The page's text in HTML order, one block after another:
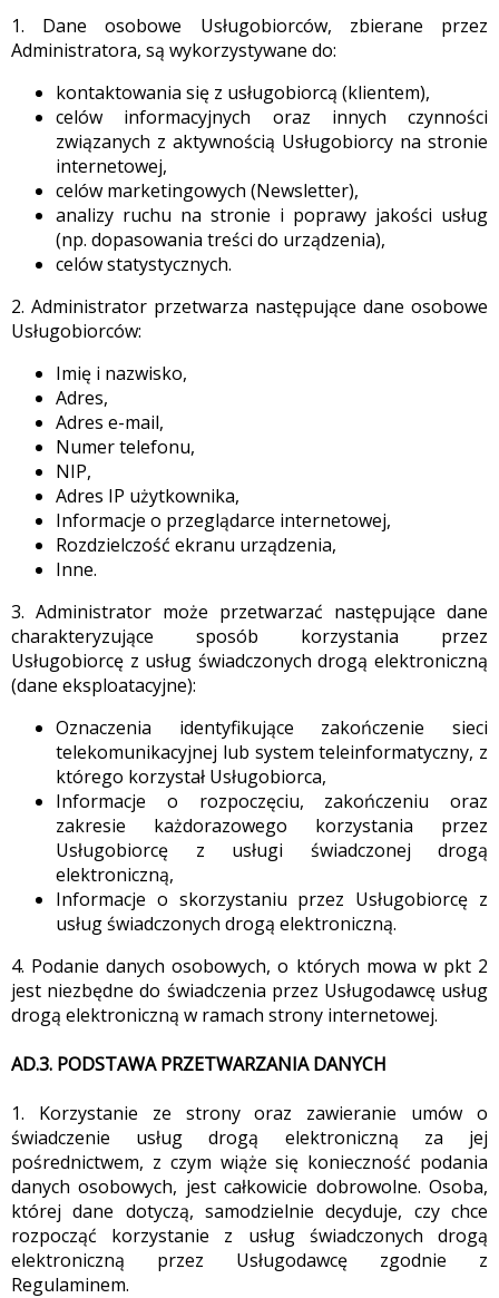
1. Dane osobowe Usługobiorców, zbierane przez
Administratora, są wykorzystywane do:
kontaktowania się z usługobiorcą (klientem),
celów informacyjnych oraz innych czynności
związanych z aktywnością Usługobiorcy na stronie
internetowej,
celów marketingowych (Newsletter),
analizy ruchu na stronie i poprawy jakości usług
(np. dopasowania treści do urządzenia),
celów statystycznych.
2. Administrator przetwarza następujące dane osobowe
Usługobiorców:
Imię i nazwisko,
Adres,
Adres e-mail,
Numer telefonu,
NIP,
Adres IP użytkownika,
Informacje o przeglądarce internetowej,
Rozdzielczość ekranu urządzenia,
Inne.
3. Administrator może przetwarzać następujące dane
charakteryzujące sposób korzystania przez
Usługobiorcę z usług świadczonych drogą elektroniczną
(dane eksploatacyjne):
Oznaczenia identyfikujące zakończenie sieci
telekomunikacyjnej lub system teleinformatyczny, z
którego korzystał Usługobiorca,
Informacje o rozpoczęciu, zakończeniu oraz
zakresie każdorazowego korzystania przez
Usługobiorcę z usługi świadczonej drogą
elektroniczną,
Informacje o skorzystaniu przez Usługobiorcę z
usług świadczonych drogą elektroniczną.
4. Podanie danych osobowych, o których mowa w pkt 2
jest niezbędne do świadczenia przez Usługodawcę usług
drogą elektroniczną w ramach strony internetowej.
AD.3. PODSTAWA PRZETWARZANIA DANYCH
1. Korzystanie ze strony oraz zawieranie umów o
świadczenie usług drogą elektroniczną za jej
pośrednictwem, z czym wiąże się konieczność podania
danych osobowych, jest całkowicie dobrowolne. Osoba,
której dane dotyczą, samodzielnie decyduje, czy chce
rozpocząć korzystanie z usług świadczonych drogą
elektroniczną przez Usługodawcę zgodnie z
Regulaminem.